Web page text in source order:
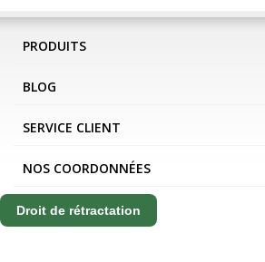
PRODUITS
BLOG
SERVICE CLIENT
NOS COORDONNÉES
Droit de rétractation